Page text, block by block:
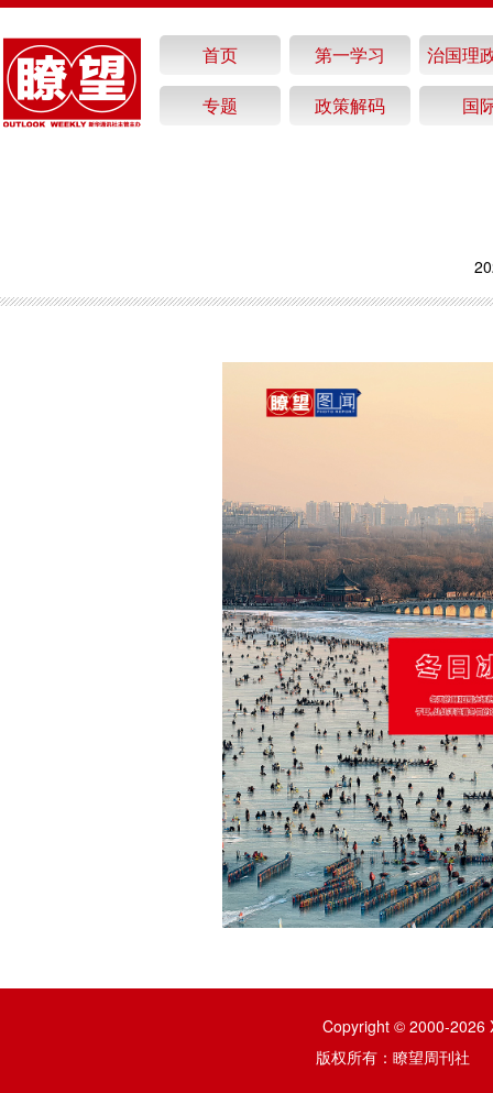
首页 第一学习
治国理
专题
政策解码 国
Copyright © 2000-2026
版权所有：瞭望周刊